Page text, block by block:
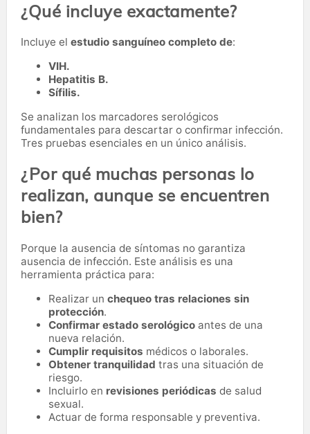
¿Qué incluye exactamente?
Incluye el estudio sanguíneo completo de:
VIH.
Hepatitis B.
Sífilis.
Se analizan los marcadores serológicos
fundamentales para descartar o confirmar infección.
Tres pruebas esenciales en un único análisis.
¿Por qué muchas personas lo
realizan, aunque se encuentren
bien?
Porque la ausencia de síntomas no garantiza
ausencia de infección. Este análisis es una
herramienta práctica para:
Realizar un chequeo tras relaciones sin
protección.
Confirmar estado serológico antes de una
nueva relación.
Cumplir requisitos médicos o laborales.
Obtener tranquilidad tras una situación de
riesgo.
Incluirlo en revisiones periódicas de salud
sexual.
Actuar de forma responsable y preventiva.